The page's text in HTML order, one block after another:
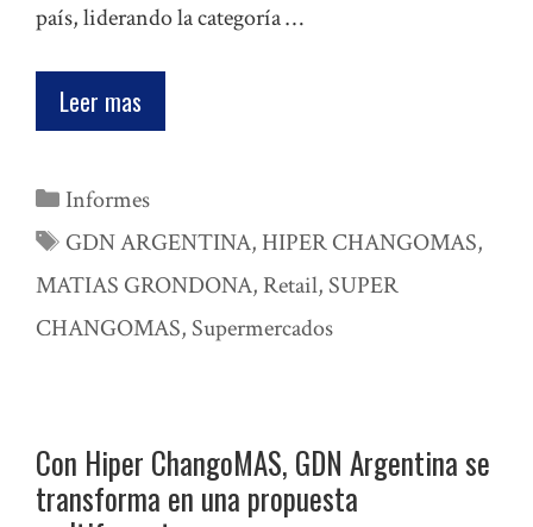
país, liderando la categoría …
Leer mas
Categorías
Informes
Etiquetas
GDN ARGENTINA, HIPER CHANGOMAS,
MATIAS GRONDONA, Retail, SUPER
CHANGOMAS, Supermercados
Con Hiper ChangoMAS, GDN Argentina se
transforma en una propuesta